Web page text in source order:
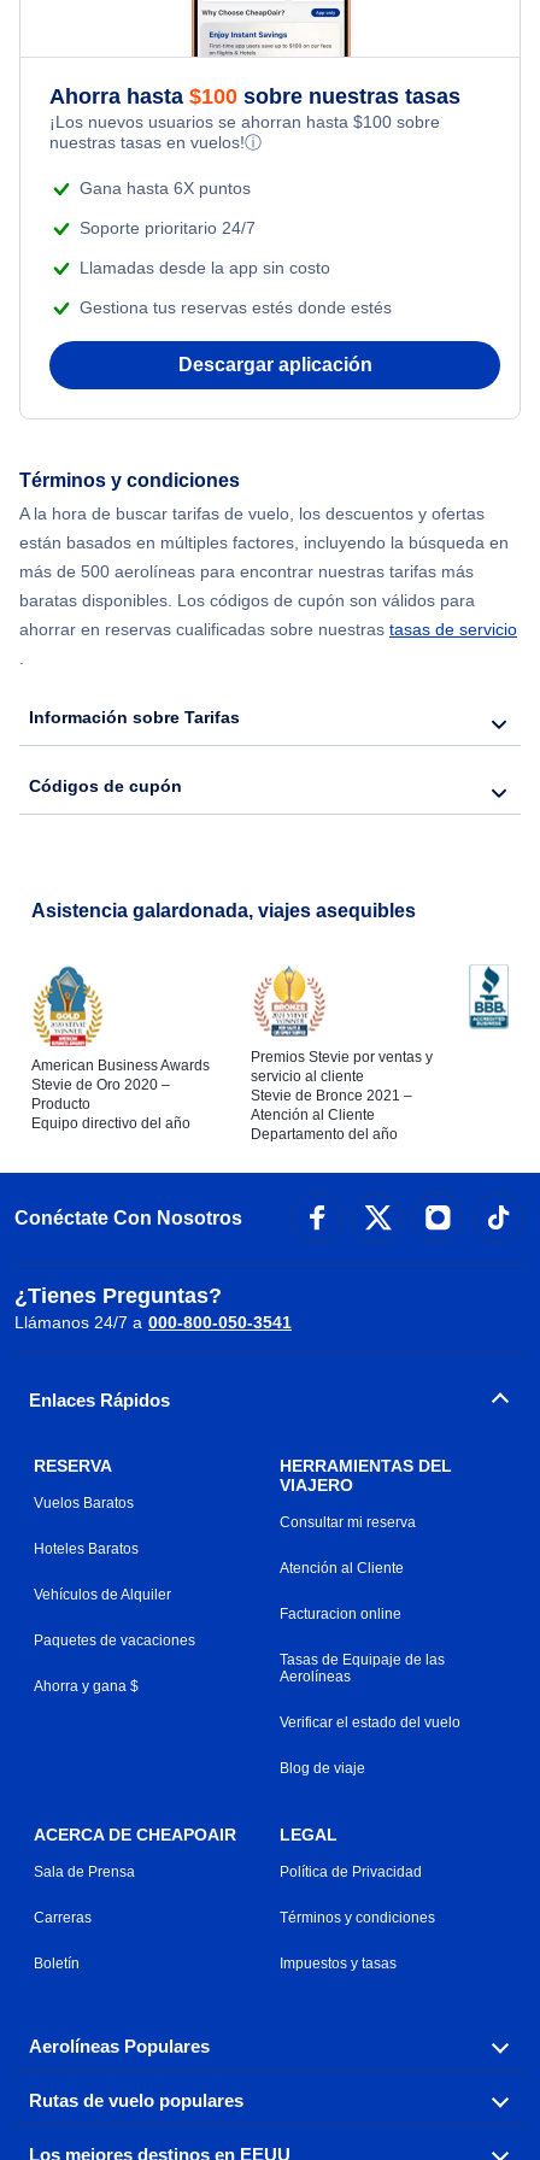
Flights Under $49
Flights Under $99
Flights Under $199
Flights from Nueva York to Milán
Flights from Toronto to Shanghai
Flights from Nueva York to Tel Aviv
Flights from Nueva York to Atenas
Flights from Shanghai to Nueva York
Flights from Delhi to Nueva York
Flights from Chicago to Delhi
Flights from Nueva York to Seúl
Flights from Nueva York to Barcelona
Honeymoon Vacations
Romantic Vacations
Adventure Vacations
Ahorra hasta $100 sobre nuestras tasas
¡Los nuevos usuarios se ahorran hasta $100 sobre
nuestras tasas en vuelos!ⓘ
Gana hasta 6X puntos
Soporte prioritario 24/7
Llamadas desde la app sin costo
Gestiona tus reservas estés donde estés
Descargar aplicación
Términos y condiciones
A la hora de buscar tarifas de vuelo, los descuentos y ofertas
están basados en múltiples factores, incluyendo la búsqueda en
más de 500 aerolíneas para encontrar nuestras tarifas más
baratas disponibles. Los códigos de cupón son válidos para
ahorrar en reservas cualificadas sobre nuestras tasas de servicio
.
Información sobre Tarifas
Códigos de cupón
Asistencia galardonada, viajes asequibles
American Business Awards
Stevie de Oro 2020 –
Producto
Equipo directivo del año
Premios Stevie por ventas y
servicio al cliente
Stevie de Bronce 2021 –
Atención al Cliente
Departamento del año
Conéctate Con Nosotros
¿Tienes Preguntas?
Llámanos 24/7 a 000-800-050-3541
Enlaces Rápidos
RESERVA
Vuelos Baratos
Hoteles Baratos
Vehículos de Alquiler
Paquetes de vacaciones
Ahorra y gana $
HERRAMIENTAS DEL
VIAJERO
Consultar mi reserva
Atención al Cliente
Facturacion online
Tasas de Equipaje de las
Aerolíneas
Verificar el estado del vuelo
Blog de viaje
ACERCA DE CHEAPOAIR
Sala de Prensa
Carreras
Boletín
LEGAL
Política de Privacidad
Términos y condiciones
Impuestos y tasas
Aerolíneas Populares
Explora nuestras opciones de tarifas aéreas baratas por
aerolínea, con más de 500 opciones para elegir.
Rutas de vuelo populares
Los mejores destinos en EEUU